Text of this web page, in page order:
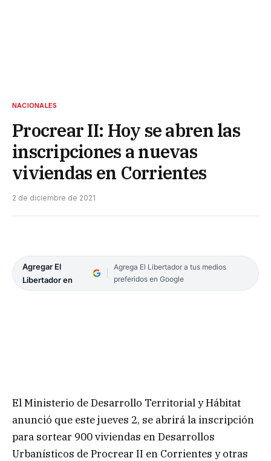
NACIONALES
Procrear II: Hoy se abren las
inscripciones a nuevas
viviendas en Corrientes
2 de diciembre de 2021
Agregar El
Libertador en
Agrega El Libertador a tus medios
preferidos en Google
El Ministerio de Desarrollo Territorial y Hábitat
anunció que este jueves 2, se abrirá la inscripción
para sortear 900 viviendas en Desarrollos
Urbanísticos de Procrear II en Corrientes y otras